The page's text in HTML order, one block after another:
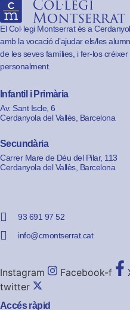
El Col·legi Montserrat és a
amb la vocació d’ajudar els/les
de les seves famílies, i fer-los créixer
personalment.
Infantil i Primària
Av. Sant Iscle, 6
Cerdanyola del Vallès, Barcelona
Secundària
Carrer Mare de Déu del Pilar, 113
Cerdanyola del Vallès, Barcelona
93 691 97 52
info@cmontserrat.cat
Instagram Facebook-f
twitter
Accés ràpid